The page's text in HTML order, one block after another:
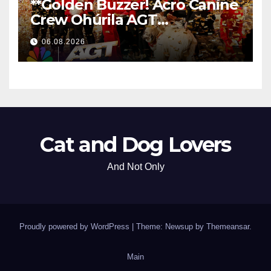
**Golden Buzzer! Acro Canine
Crew Ohúrila AGT
Nezabudnuteľným
Vystúpením
**
06.08.2026
Cat and Dog Lovers
And Not Only
Proudly powered by WordPress Theme: Newsup by Themeansar.
Main